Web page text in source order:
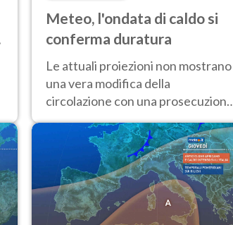
Meteo, l'ondata di caldo si
conferma duratura
Le attuali proiezioni non mostrano
una vera modifica della
circolazione con una prosecuzione
del caldo fuori scala per molti
giorni, compresa la settimana di
Ferragosto